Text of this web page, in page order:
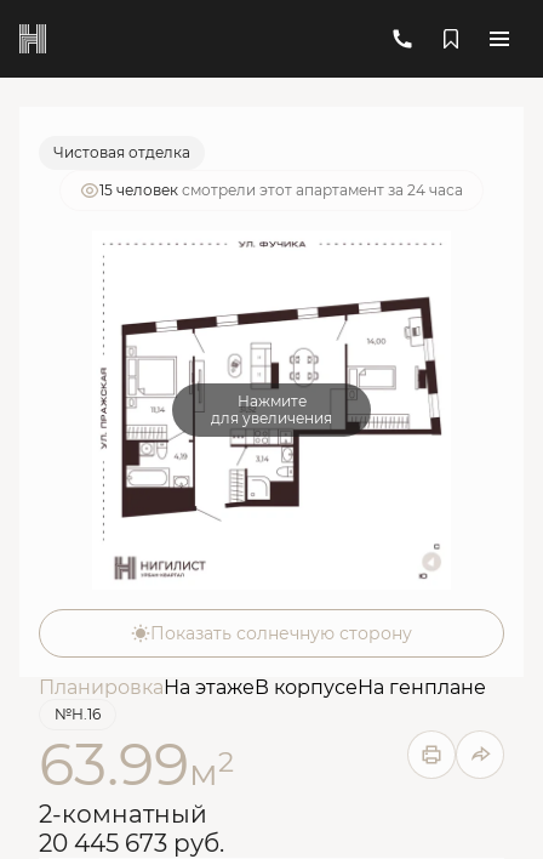
2-комнатный 20 445 673 руб.
Ипотека
Чистовая отделка
15 человек смотрели этот апартамент за 24 часа
Нажмите
для увеличения
Показать солнечную сторону
ПланировкаНа этажеВ корпусеНа генплане
№Н.16
63.99м2
2-комнатный
20 445 673 руб.